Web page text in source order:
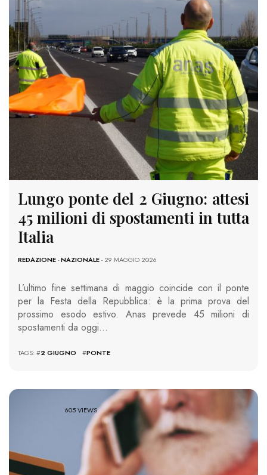
Lungo ponte del 2 Giugno: attesi
45 milioni di spostamenti in tutta
Italia
REDAZIONE-NAZIONALE- 29 MAGGIO 2026
L’ultimo fine settimana di maggio coincide con il ponte
per la Festa della Repubblica: è la prima prova del
prossimo esodo estivo. Anas prevede 45 milioni di
spostamenti da oggi…
TAGS: #2 GIUGNO #PONTE
605 VIEWS